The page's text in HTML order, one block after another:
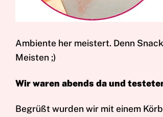
Ambiente her meistert. Denn
Meisten ;)
Wir waren abends da und
Begrüßt wurden wir mit einem